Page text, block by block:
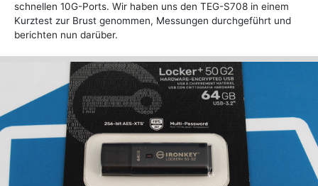
schnellen 10G-Ports. Wir haben uns den TEG-S708 in einem
Kurztest zur Brust genommen, Messungen durchgeführt und
berichten nun darüber.